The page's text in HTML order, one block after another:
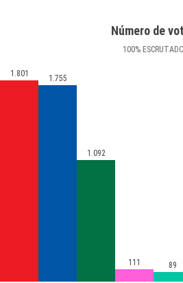
Número de
100% ESCRUTADO
1.801 1.755
1.092
111 89